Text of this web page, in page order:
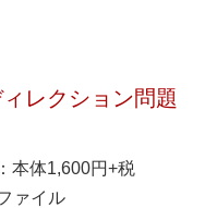
レクション問題
本体1,600円+税
ァイル